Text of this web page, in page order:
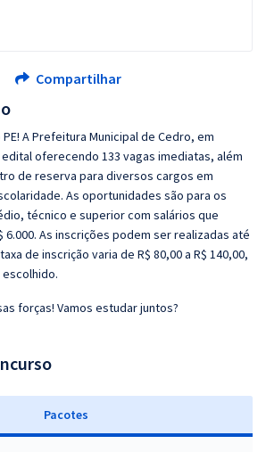
A Prefeitura Municipal de Cedro, em
oferecendo 133 vagas imediatas, além
de reserva para diversos cargos em
As oportunidades são para os
técnico e superior com salários que
6.000. As inscrições podem ser realizadas até
de inscrição varia de R$ 80,00 a R$ 140,00,
forças! Vamos estudar juntos?
Pacotes
Compartilhar